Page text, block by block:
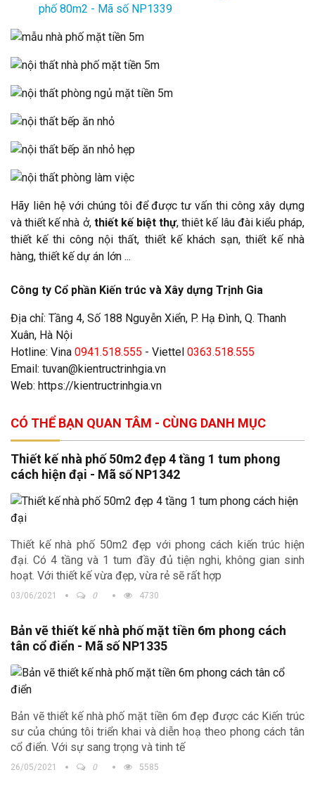
phố 80m2 - Mã số NP1339
Hãy liên hệ với chúng tôi để được tư vấn thi công xây dựng
và thiết kế nhà ở, thiết kế biệt thự, thiêt kế lâu đài kiểu pháp,
thiết kế thi công nội thất, thiết kế khách sạn, thiết kế nhà
hàng, thiết kế dự án lớn ...
Công ty Cổ phần Kiến trúc và Xây dựng Trịnh Gia
Địa chỉ: Tầng 4, Số 188 Nguyễn Xiển, P. Hạ Đình, Q. Thanh
Xuân, Hà Nội
Hotline: Vina 0941.518.555 - Viettel 0363.518.555
Email: tuvan@kientructrinhgia.vn
Web: https://kientructrinhgia.vn
CÓ THỂ BẠN QUAN TÂM - CÙNG DANH MỤC
Thiết kế nhà phố 50m2 đẹp 4 tầng 1 tum phong
cách hiện đại - Mã số NP1342
Thiết kế nhà phố 50m2 đẹp với phong cách kiến trúc hiện
đại. Có 4 tầng và 1 tum đầy đủ tiện nghi, không gian sinh
hoạt. Với thiết kế vừa đẹp, vừa rẻ sẽ rất hợp
03/06/2021 0 4730
Bản vẽ thiết kế nhà phố mặt tiền 6m phong cách
tân cổ điển - Mã số NP1335
Bản vẽ thiết kế nhà phố mặt tiền 6m đẹp được các Kiến trúc
sư của chúng tôi triển khai và diễn hoạ theo phong cách tân
cổ điển. Với sự sang trọng và tinh tế
26/05/2021 0 5585